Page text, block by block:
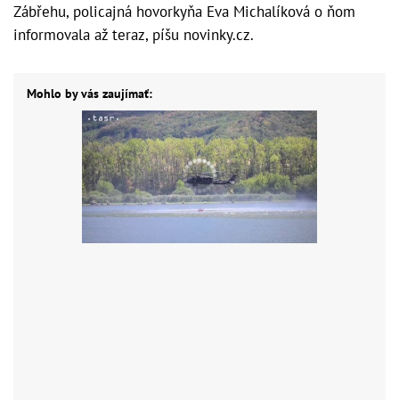
Zábřehu, policajná hovorkyňa Eva Michalíková o ňom
informovala až teraz, píšu novinky.cz.
Mohlo by vás zaujímať: